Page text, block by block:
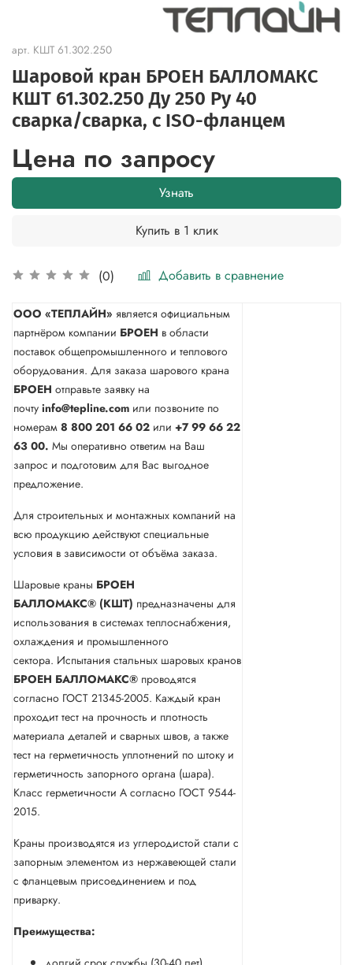
арт. КШТ 61.302.250
Шаровой кран БРОЕН БАЛЛОМАКС
КШТ 61.302.250 Ду 250 Ру 40
сварка/cварка, с ISO-фланцем
(0) Добавить в сравнение
Цена по запросу
Узнать
Купить в 1 клик
ООО «ТЕПЛАЙН» является официальным
партнёром компании БРОЕН в области
поставок общепромышленного и теплового
оборудования. Для заказа шарового крана
БРОЕН отправьте заявку на
почту info@tepline.com или позвоните по
номерам 8 800 201 66 02 или +7 99 66 22
63 00. Мы оперативно ответим на Ваш
запрос и подготовим для Вас выгодное
предложение.
Для строительных и монтажных компаний на
всю продукцию действуют специальные
условия в зависимости от объёма заказа.
Шаровые краны БРОЕН
БАЛЛОМАКС® (КШТ) предназначены для
использования в системах теплоснабжения,
охлаждения и промышленного
сектора. Испытания стальных шаровых кранов
БРОЕН БАЛЛОМАКС® проводятся
согласно ГОСТ 21345-2005. Каждый кран
проходит тест на прочность и плотность
материала деталей и сварных швов, а также
тест на герметичность уплотнений по штоку и
герметичность запорного органа (шара).
Класс герметичности А согласно ГОСТ 9544-
2015.
Краны производятся из углеродистой стали с
запорным элементом из нержавеющей стали
с фланцевым присоединением и под
приварку.
Преимущества: